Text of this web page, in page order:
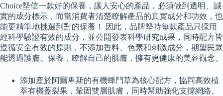
Choice堅信一款好的保養，讓人安心的產品，必須做到透明、誠
實的成分標示，而當消費者清楚瞭解產品的真實成分和功效，也
能更精準地挑選到對的保養！ 因此，品牌堅持每款產品只採用
經科學驗證有效的成分，並公開發表科學研究成果，同時配方皆
遵循安全有效的原則，不添加香料、色素和刺激成分，期望民眾
能透過護膚、保養，瞭解自己的肌膚，擁有更健康的美容觀念。
添加產於阿爾卑斯的有機蜂鬥草為核心配方，協同高效植
萃有機蓋裂果，鞏固雙層肌膚，同時幫助強化支撐網絡、